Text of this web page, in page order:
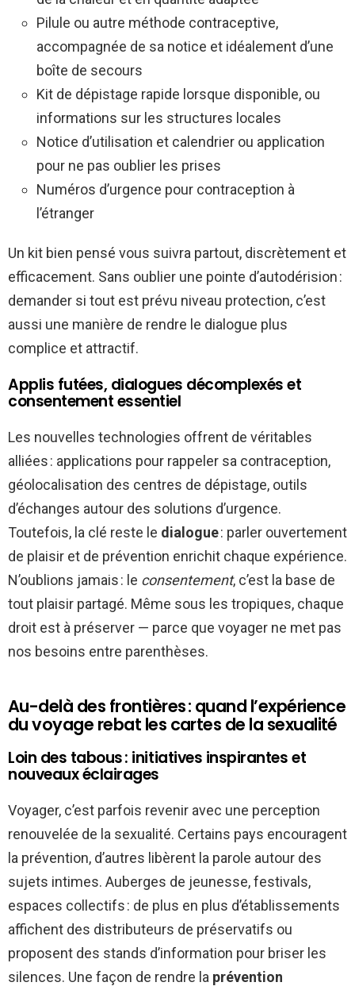
Pilule ou autre méthode contraceptive,
accompagnée de sa notice et idéalement d’une
boîte de secours
Kit de dépistage rapide lorsque disponible, ou
informations sur les structures locales
Notice d’utilisation et calendrier ou application
pour ne pas oublier les prises
Numéros d’urgence pour contraception à
l’étranger
Un kit bien pensé vous suivra partout, discrètement et
efficacement. Sans oublier une pointe d’autodérision :
demander si tout est prévu niveau protection, c’est
aussi une manière de rendre le dialogue plus
complice et attractif.
Applis futées, dialogues décomplexés et
consentement essentiel
Les nouvelles technologies offrent de véritables
alliées : applications pour rappeler sa contraception,
géolocalisation des centres de dépistage, outils
d’échanges autour des solutions d’urgence.
Toutefois, la clé reste le dialogue: parler ouvertement
de plaisir et de prévention enrichit chaque expérience.
N’oublions jamais : le consentement, c’est la base de
tout plaisir partagé. Même sous les tropiques, chaque
droit est à préserver — parce que voyager ne met pas
nos besoins entre parenthèses.
Au-delà des frontières : quand l’expérience
du voyage rebat les cartes de la sexualité
Loin des tabous : initiatives inspirantes et
nouveaux éclairages
Voyager, c’est parfois revenir avec une perception
renouvelée de la sexualité. Certains pays encouragent
la prévention, d’autres libèrent la parole autour des
sujets intimes. Auberges de jeunesse, festivals,
espaces collectifs : de plus en plus d’établissements
affichent des distributeurs de préservatifs ou
proposent des stands d’information pour briser les
silences. Une façon de rendre la prévention